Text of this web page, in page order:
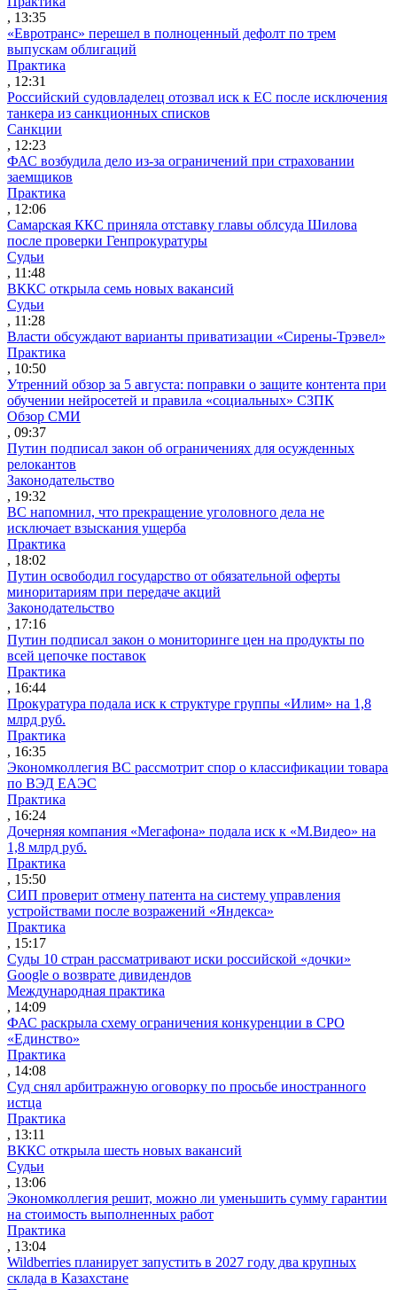
, 13:35
«Евротранс» перешел в полноценный дефолт по трем
выпускам облигаций
Практика
, 12:31
Российский судовладелец отозвал иск к ЕС после исключения
танкера из санкционных списков
Санкции
, 12:23
ФАС возбудила дело из-за ограничений при страховании
заемщиков
Практика
, 12:06
Самарская ККС приняла отставку главы облсуда Шилова
после проверки Генпрокуратуры
Судьи
, 11:48
ВККС открыла семь новых вакансий
Судьи
, 11:28
Власти обсуждают варианты приватизации «Сирены-Трэвел»
Практика
, 10:50
Утренний обзор за 5 августа: поправки о защите контента при
обучении нейросетей и правила «социальных» СЗПК
Обзор СМИ
, 09:37
Путин подписал закон об ограничениях для осужденных
релокантов
Законодательство
, 19:32
ВС напомнил, что прекращение уголовного дела не
исключает взыскания ущерба
Практика
, 18:02
Путин освободил государство от обязательной оферты
миноритариям при передаче акций
Законодательство
, 17:16
Путин подписал закон о мониторинге цен на продукты по
всей цепочке поставок
Практика
, 16:44
Прокуратура подала иск к структуре группы «Илим» на 1,8
млрд руб.
Практика
, 16:35
Экономколлегия ВС рассмотрит спор о классификации товара
по ВЭД ЕАЭС
Практика
, 16:24
Дочерняя компания «Мегафона» подала иск к «М.Видео» на
1,8 млрд руб.
Практика
, 15:50
СИП проверит отмену патента на систему управления
устройствами после возражений «Яндекса»
Практика
, 15:17
Суды 10 стран рассматривают иски российской «дочки»
Google о возврате дивидендов
Международная практика
, 14:09
ФАС раскрыла схему ограничения конкуренции в СРО
«Единство»
Практика
, 14:08
Суд снял арбитражную оговорку по просьбе иностранного
истца
Практика
, 13:11
ВККС открыла шесть новых вакансий
Судьи
, 13:06
Экономколлегия решит, можно ли уменьшить сумму гарантии
на стоимость выполненных работ
Практика
, 13:04
Wildberries планирует запустить в 2027 году два крупных
склада в Казахстане